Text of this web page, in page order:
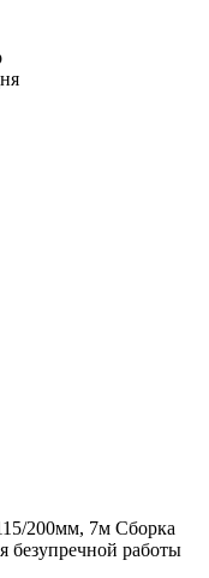
200мм, 7м Сборка
работы